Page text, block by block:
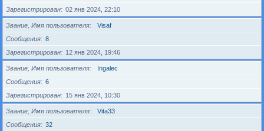
Зарегистрирован
02 янв 2024, 22:10
Звание, Имя пользователя
Visaf
Сообщения
8
Зарегистрирован
12 янв 2024, 19:46
Звание, Имя пользователя
Ingalec
Сообщения
6
Зарегистрирован
15 янв 2024, 10:30
Звание, Имя пользователя
Vita33
Сообщения
32